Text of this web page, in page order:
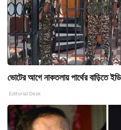
ভোটের আগে নাকতলায় পার্থের বাড়িতে ইডি
Editorial Desk